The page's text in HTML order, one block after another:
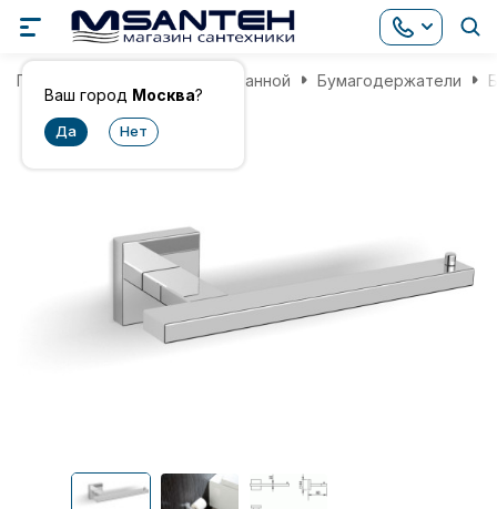
Ваш город Москва?
Главная Аксессуары для ванной Бумагодержатели